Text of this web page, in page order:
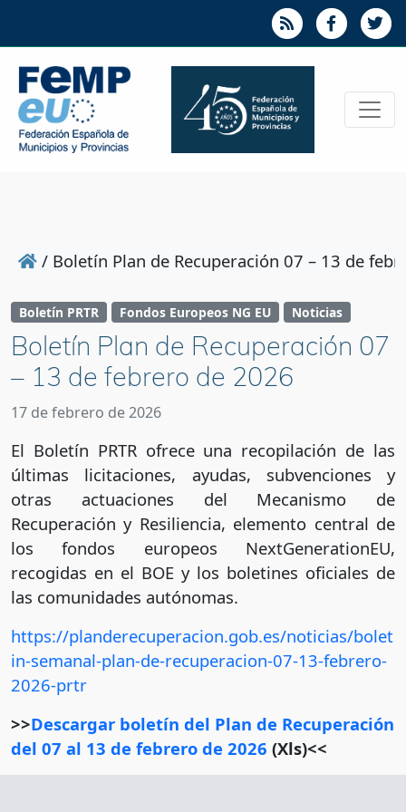
/ Boletín Plan de Recuperación 07 – 13 de
Boletín PRTR Fondos Europeos NG EU Noticias
Boletín Plan de Recuperación 07
– 13 de febrero de 2026
17 de febrero de 2026
El Boletín PRTR ofrece una recopilación de las
últimas licitaciones, ayudas, subvenciones y
otras actuaciones del Mecanismo de
Recuperación y Resiliencia, elemento central de
los fondos europeos NextGenerationEU,
recogidas en el BOE y los boletines oficiales de
las comunidades autónomas.
https://planderecuperacion.gob.es/noticias/bolet
in-semanal-plan-de-recuperacion-07-13-febrero-
2026-prtr
>>Descargar boletín del Plan de Recuperación
del 07 al 13 de febrero de 2026 (Xls)<<